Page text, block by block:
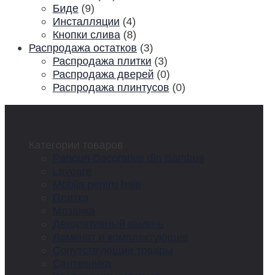
Биде (9)
Инсталляции (4)
Кнопки слива (8)
Распродажа остатков (3)
Распродажа плитки (3)
Распродажа дверей (0)
Распродажа плинтусов (0)